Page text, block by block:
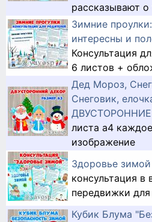
рассказывают о
Зимние
интересны и
Консультация
6 листов +
Дед Мороз,
Снеговик,
ДВУСТОРОННИЕ
листа а4 каждое
изображение
Здоровье зимой
консультация в
передвижки
Кубик Блума